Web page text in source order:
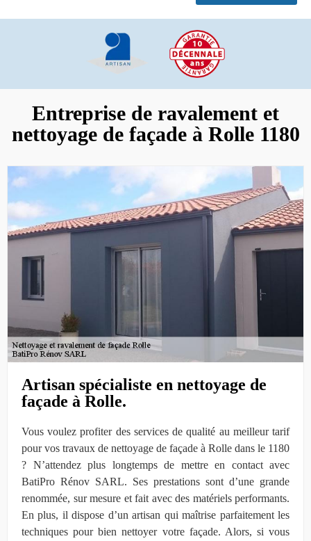
Entreprise de ravalement et
nettoyage de façade à Rolle 1180
Artisan spécialiste en nettoyage de
façade à Rolle.
Vous voulez profiter des services de qualité au meilleur tarif
pour vos travaux de nettoyage de façade à Rolle dans le 1180
? N’attendez plus longtemps de mettre en contact avec
BatiPro Rénov SARL. Ses prestations sont d’une grande
renommée, sur mesure et fait avec des matériels performants.
En plus, il dispose d’un artisan qui maîtrise parfaitement les
techniques pour bien nettoyer votre façade. Alors, si vous